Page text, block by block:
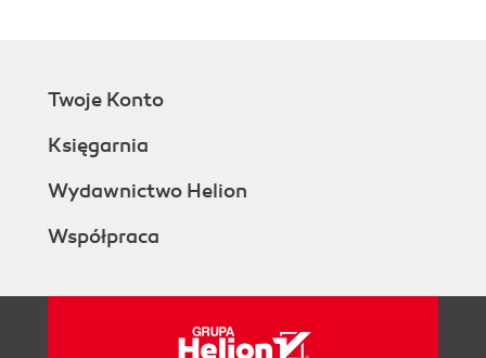
Twoje Konto
Księgarnia
Wydawnictwo Helion
Współpraca